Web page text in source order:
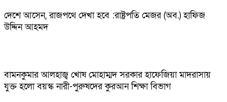
দেশে আসেন, রাজপথে দেখা হবে :রাষ্ট্রপতি মেজর (অব.) হাফিজ
উদ্দিন আহমদ
বামনকুমার আলহাজ্ব খোষ মোহাম্মদ সরকার হাফেজিয়া মাদরাসায়
যুক্ত হলো বয়স্ক নারী-পুরুষদের কুরআন শিক্ষা বিভাগ